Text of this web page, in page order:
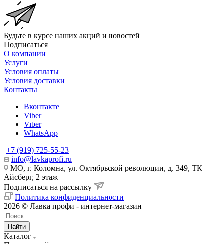
Будьте в курсе наших акций и новостей
Подписаться
О компании
Услуги
Условия оплаты
Условия доставки
Контакты
Вконтакте
Viber
Viber
WhatsApp
+7 (919) 725-55-23
info@lavkaprofi.ru
МО, г. Коломна, ул. Октябрьской революции, д. 349, ТК
Айсберг, 2 этаж
Подписаться на рассылку
Политика конфиденциальности
2026 © Лавка профи - интернет-магазин
Найти
Каталог